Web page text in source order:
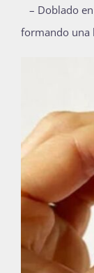
– Doblado
formando una